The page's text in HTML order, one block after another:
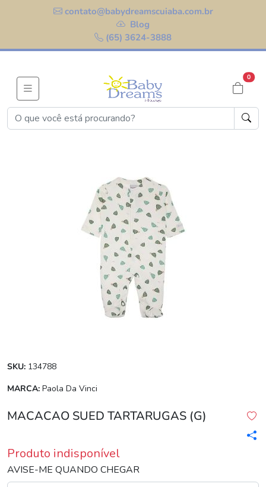
contato@babydreamscuiaba.com.br
Blog
(65) 3624-3888
0
SKU: 134788
MARCA: Paola Da Vinci
MACACAO SUED TARTARUGAS (G)
Produto indisponível
AVISE-ME QUANDO CHEGAR